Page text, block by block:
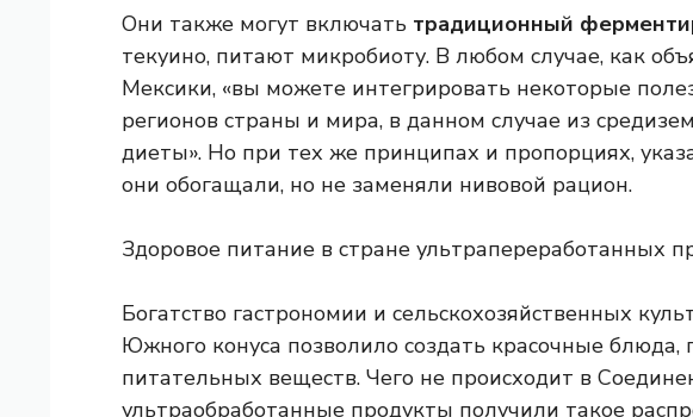
Они также могут включать традиционный
текуино, питают микробиоту. В любом случае, как
Мексики, «вы можете интегрировать некоторые
регионов страны и мира, в данном случае из
диеты». Но при тех же принципах и пропорциях,
они обогащали, но не заменяли нивовой рацион.
Здоровое питание в стране ультрапереработанных
Богатство гастрономии и сельскохозяйственных
Южного конуса позволило создать красочные
питательных веществ. Чего не происходит в
ультраобработанные продукты получили такое